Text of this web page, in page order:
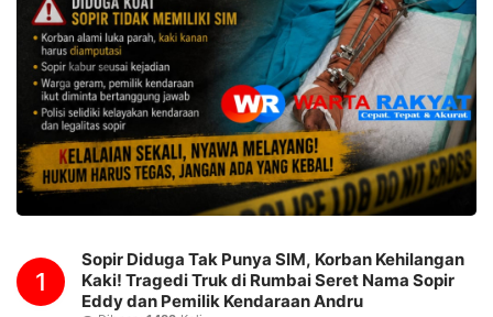
1
Sopir Diduga Tak Punya SIM, Korban Kehilangan
Kaki! Tragedi Truk di Rumbai Seret Nama Sopir
Eddy dan Pemilik Kendaraan Andru